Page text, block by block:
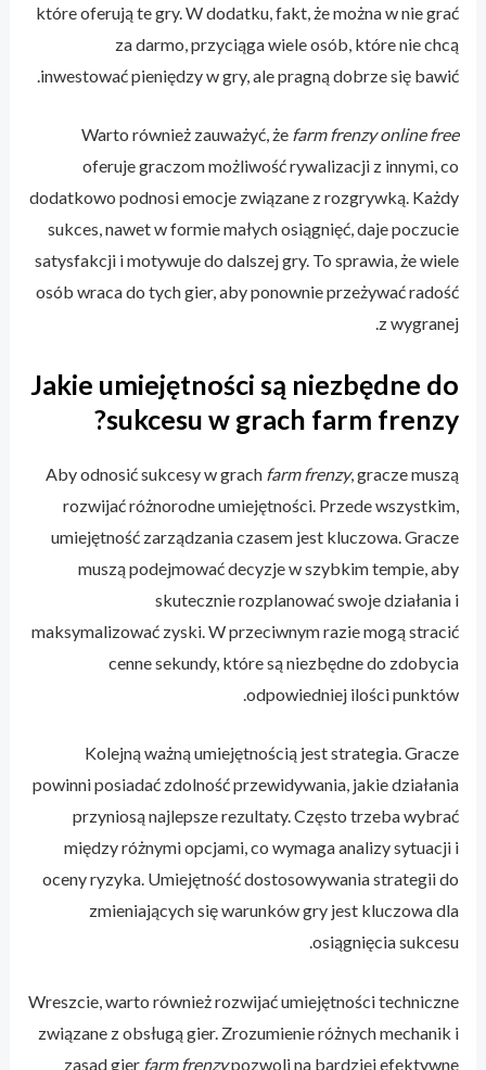
które oferują te gry. W dodatku, fakt, że można w nie grać
za darmo, przyciąga wiele osób, które nie chcą
inwestować pieniędzy w gry, ale pragną dobrze się bawić.
Warto również zauważyć, że farm frenzy online free
oferuje graczom możliwość rywalizacji z innymi, co
dodatkowo podnosi emocje związane z rozgrywką. Każdy
sukces, nawet w formie małych osiągnięć, daje poczucie
satysfakcji i motywuje do dalszej gry. To sprawia, że wiele
osób wraca do tych gier, aby ponownie przeżywać radość
z wygranej.
Jakie umiejętności są niezbędne do
sukcesu w grach farm frenzy?
Aby odnosić sukcesy w grach farm frenzy, gracze muszą
rozwijać różnorodne umiejętności. Przede wszystkim,
umiejętność zarządzania czasem jest kluczowa. Gracze
muszą podejmować decyzje w szybkim tempie, aby
skutecznie rozplanować swoje działania i
maksymalizować zyski. W przeciwnym razie mogą stracić
cenne sekundy, które są niezbędne do zdobycia
odpowiedniej ilości punktów.
Kolejną ważną umiejętnością jest strategia. Gracze
powinni posiadać zdolność przewidywania, jakie działania
przyniosą najlepsze rezultaty. Często trzeba wybrać
między różnymi opcjami, co wymaga analizy sytuacji i
oceny ryzyka. Umiejętność dostosowywania strategii do
zmieniających się warunków gry jest kluczowa dla
osiągnięcia sukcesu.
Wreszcie, warto również rozwijać umiejętności techniczne
związane z obsługą gier. Zrozumienie różnych mechanik i
zasad gier farm frenzypozwoli na bardziej efektywne